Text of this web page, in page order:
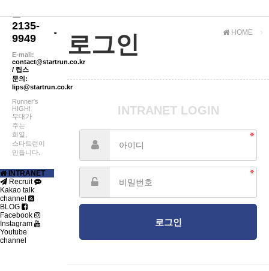
로그인 HOME
INTRANET LOGIN
02-
2135-
9949
E-mail:
contact@startrun.co.kr
/ 립스
문의:
lips@startrun.co.kr
Runner's
HIGH!
무대가
주는
희열,
스타트런이
만듭니다.
INTRANET
Recruit
Kakao talk
channel
BLOG
Facebook
Instagram
Youtube
channel